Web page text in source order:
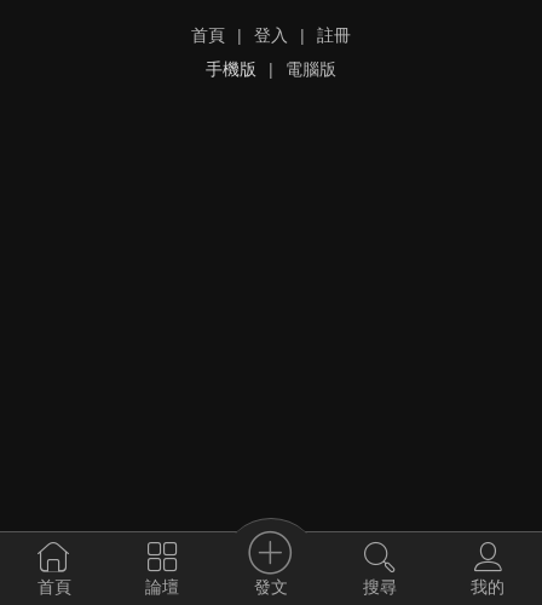
首頁 | 登入 |
註冊
手機版
| 電腦版
首頁 論壇 發文 搜尋 我的